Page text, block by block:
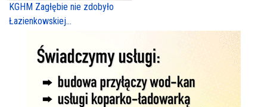
KGHM Zagłębie nie zdobyło
Łazienkowskiej...